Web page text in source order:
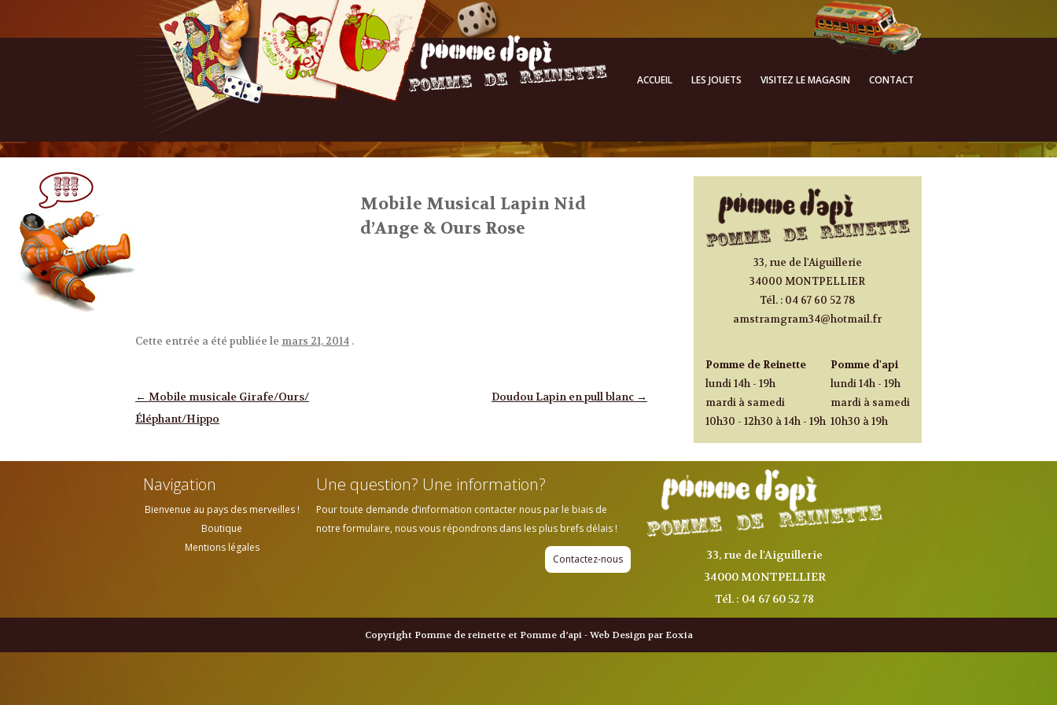
ACCUEIL LES JOUETS VISITEZ LE MAGASIN CONTACT
Mobile Musical Lapin Nid
d’Ange & Ours Rose
Cette entrée a été publiée le mars 21, 2014 .
Navigation des articles
← Mobile musicale Girafe/Ours/
Éléphant/Hippo
Doudou Lapin en pull blanc →
33, rue de l'Aiguillerie
34000 MONTPELLIER
Tél. : 04 67 60 52 78
amstramgram34@hotmail.fr
Pomme de Reinette
lundi 14h - 19h
mardi à samedi
10h30 - 12h30 à 14h - 19h
Pomme d'api
lundi 14h - 19h
mardi à samedi
10h30 à 19h
Navigation
Bienvenue au pays des merveilles !
Boutique
Mentions légales
Une question? Une information?
Pour toute demande d’information contacter nous par le biais de
notre formulaire, nous vous répondrons dans les plus brefs délais !
Contactez-nous
33, rue de l'Aiguillerie
34000 MONTPELLIER
Tél. : 04 67 60 52 78
Copyright Pomme de reinette et Pomme d’api - Web Design par Eoxia